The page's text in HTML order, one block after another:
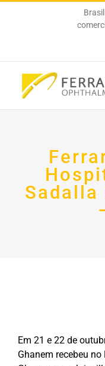
Sadalla
Em 21 e 22 de
Ghanem recebeu